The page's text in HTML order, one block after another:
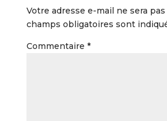
Votre adresse e-mail ne sera
champs obligatoires sont
Commentaire *